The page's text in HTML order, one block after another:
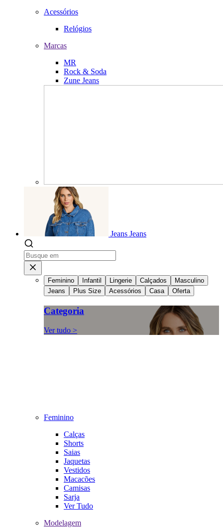
Acessórios
Relógios
Marcas
MR
Rock & Soda
Zune Jeans
Jeans Jeans
Feminino Infantil Lingerie Calçados
Masculino
Jeans
Plus Size Acessórios Casa Oferta
Categoria
Ver tudo >
Feminino
Calças
Shorts
Saias
Jaquetas
Vestidos
Macacões
Camisas
Sarja
Ver Tudo
Modelagem